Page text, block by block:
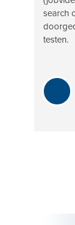
search
testen.